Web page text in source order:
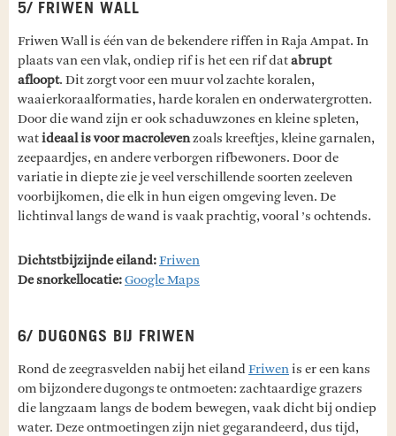
5/ FRIWEN WALL
Friwen Wall is één van de bekendere riffen in Raja Ampat. In
plaats van een vlak, ondiep rif is het een rif databrupt
afloopt. Dit zorgt voor een muur vol zachte koralen,
waaierkoraalformaties, harde koralen en onderwatergrotten.
Door die wand zijn er ook schaduwzones en kleine spleten,
watideaal is voor macrolevenzoals kreeftjes, kleine garnalen,
zeepaardjes, en andere verborgen rifbewoners. Door de
variatie in diepte zie je veel verschillende soorten zeeleven
voorbijkomen, die elk in hun eigen omgeving leven. De
lichtinval langs de wand is vaak prachtig, vooral ’s ochtends.
Dichtstbijzijnde eiland:Friwen
De snorkellocatie:Google Maps
6/ DUGONGS BIJ FRIWEN
Rond de zeegrasvelden nabij het eilandFriwenis er een kans
om bijzondere dugongs te ontmoeten: zachtaardige grazers
die langzaam langs de bodem bewegen, vaak dicht bij ondiep
water. Deze ontmoetingen zijn niet gegarandeerd, dus tijd,